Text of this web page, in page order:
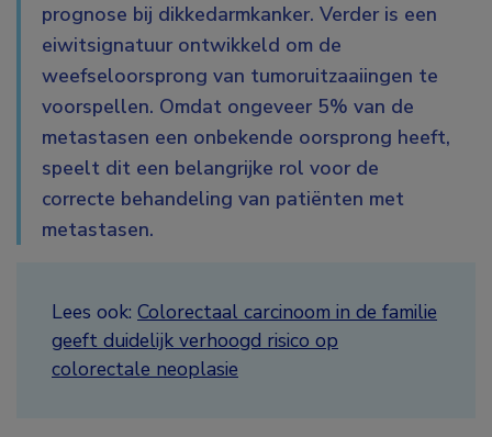
prognose bij dikkedarmkanker. Verder is een
eiwitsignatuur ontwikkeld om de
weefseloorsprong van tumoruitzaaiingen te
voorspellen. Omdat ongeveer 5% van de
metastasen een onbekende oorsprong heeft,
speelt dit een belangrijke rol voor de
correcte behandeling van patiënten met
metastasen.
Lees ook: Colorectaal carcinoom in de familie
geeft duidelijk verhoogd risico op
colorectale neoplasie